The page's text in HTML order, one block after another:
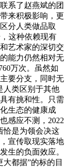
系了赵燕斌的团
来积极影响，更
分人类做品取
这种依赖现有
艺术家的深切交
能力仍然相对无
万次。虽然如
要分支，同时无
人类区别于其他
有挑和性。只需
生态的健康成
感应不测，2022
恰是为领会决这
宣传取现实落地
生的负面效应。
都据”的标的目